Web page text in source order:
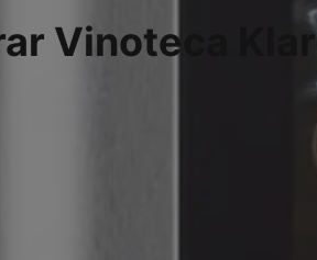
Vinoteca